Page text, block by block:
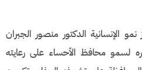
الإنسانية الدكتور منصور الجبران
لسمو محافظ الأحساء على رعايته